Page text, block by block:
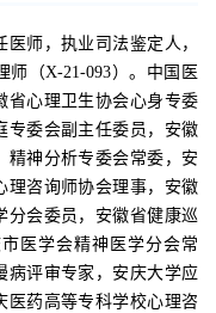
师，执业司法鉴定人，
师（X-21-093）。中国医
省心理卫生协会心身专委
专委会副主任委员，安徽
精神分析专委会常委，安
理咨询师协会理事，安徽
分会委员，安徽省健康巡
医学会精神医学分会常
病评审专家，安庆大学应
医药高等专科学校心理咨